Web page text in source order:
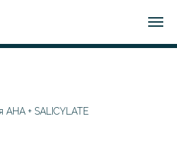
AHA + SALICYLATE